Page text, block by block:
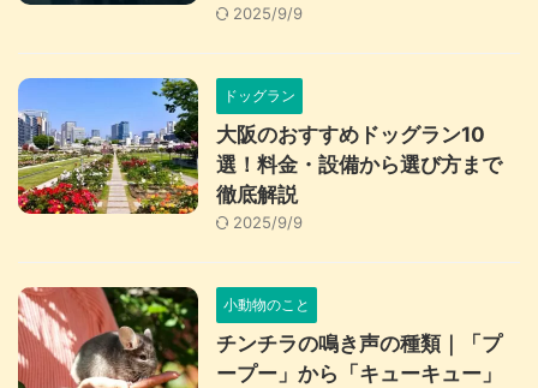
2025/9/9
ドッグラン
大阪のおすすめドッグラン10
選！料金・設備から選び方まで
徹底解説
2025/9/9
小動物のこと
チンチラの鳴き声の種類｜「プ
ープー」から「キューキュー」